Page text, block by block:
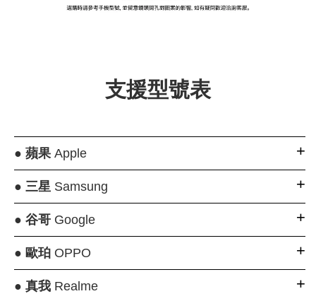
+NT$ 159
-
支援型號表
● 蘋果Apple
● 三星Samsung
● 谷哥Google
● 歐珀OPPO
● 真我Realme